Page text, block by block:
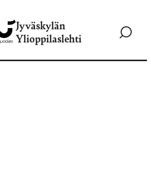
Jyväskylän
Ylioppilaslehti
Siirry